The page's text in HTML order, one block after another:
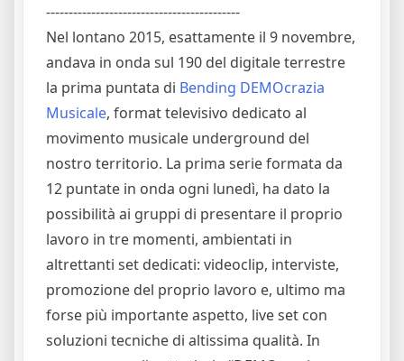
-------------------------------------------
Nel lontano 2015, esattamente il 9 novembre,
andava in onda sul 190 del digitale terrestre
la prima puntata di Bending DEMOcrazia
Musicale, format televisivo dedicato al
movimento musicale underground del
nostro territorio. La prima serie formata da
12 puntate in onda ogni lunedì, ha dato la
possibilità ai gruppi di presentare il proprio
lavoro in tre momenti, ambientati in
altrettanti set dedicati: videoclip, interviste,
promozione del proprio lavoro e, ultimo ma
forse più importante aspetto, live set con
soluzioni tecniche di altissima qualità. In